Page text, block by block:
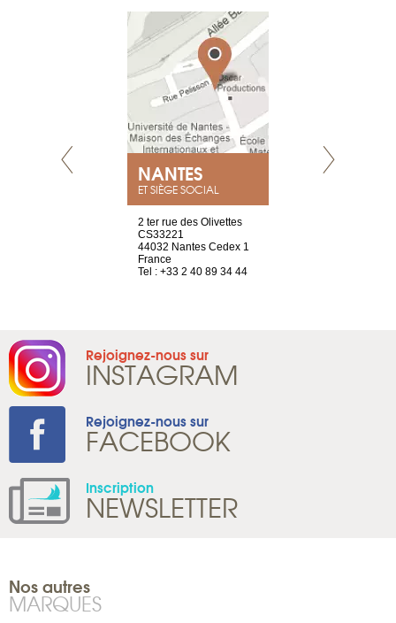
NANTES
ET SIÈGE SOCIAL
2 ter rue des Olivettes
CS33221
44032 Nantes Cedex 1
France
Tel : +33 2 40 89 34 44
Rejoignez-nous sur
INSTAGRAM
Rejoignez-nous sur
FACEBOOK
Inscription
NEWSLETTER
Nos autres
MARQUES